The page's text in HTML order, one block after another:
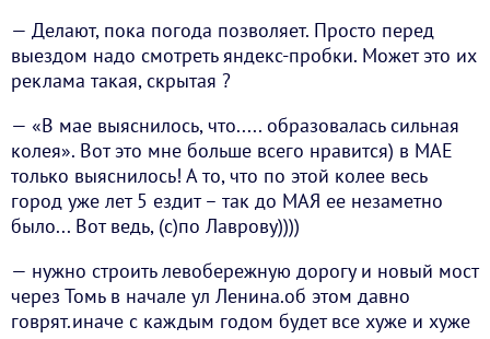
— Делают, пока погода позволяет. Просто перед
выездом надо смотреть яндекс-пробки. Может это их
реклама такая, скрытая ?
— «В мае выяснилось, что..... образовалась сильная
колея». Вот это мне больше всего нравится) в МАЕ
только выяснилось! А то, что по этой колее весь
город уже лет 5 ездит – так до МАЯ ее незаметно
было... Вот ведь, (с)по Лаврову))))
— нужно строить левобережную дорогу и новый мост
через Томь в начале ул Ленина.об этом давно
говрят.иначе с каждым годом будет все хуже и хуже